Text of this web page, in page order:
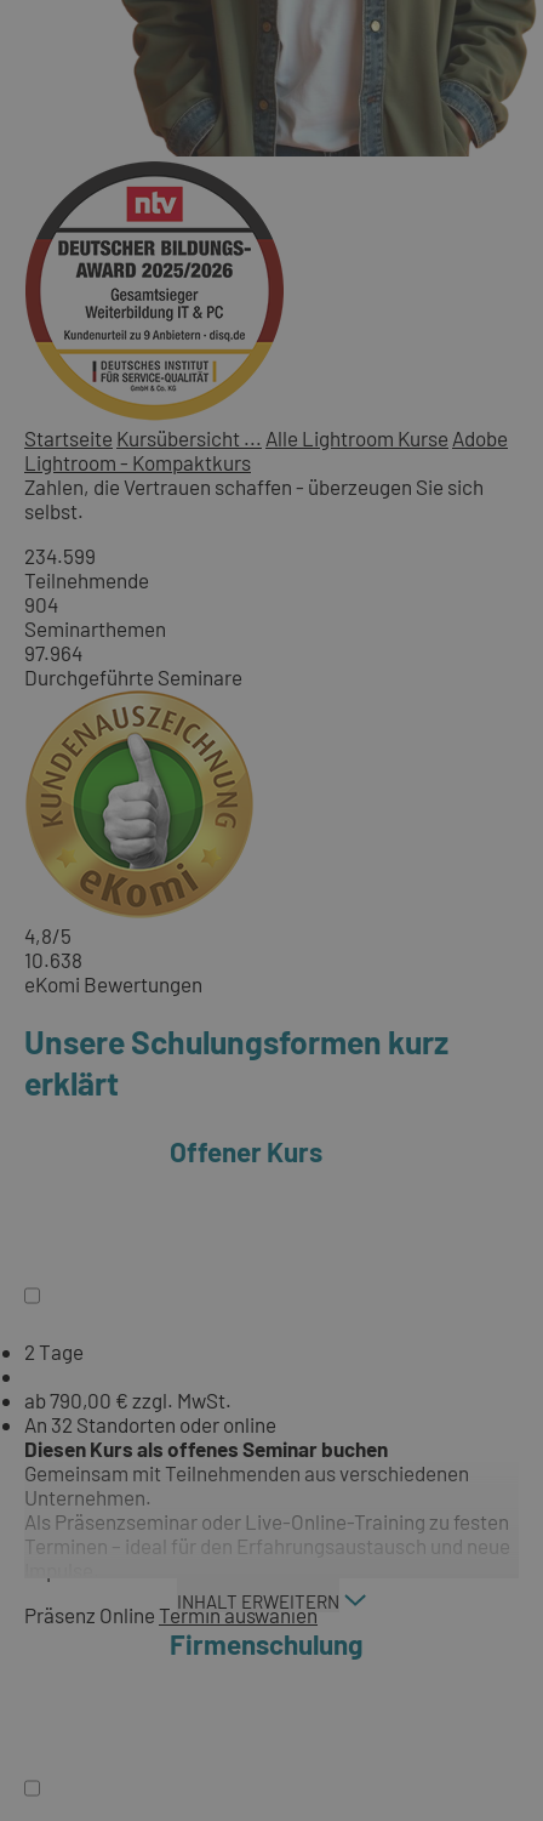
Startseite Kursübersicht ... Alle Lightroom Kurse Adobe
Lightroom - Kompaktkurs
Zahlen, die Vertrauen schaffen - überzeugen Sie sich
selbst.
234.599
Teilnehmende
904
Seminarthemen
97.964
Durchgeführte Seminare
4,8/5
10.638
eKomi Bewertungen
Unsere Schulungsformen kurz
erklärt
Offener Kurs
2 Tage
ab 790,00 € zzgl. MwSt.
An 32 Standorten oder online
Diesen Kurs als offenes Seminar buchen
Gemeinsam mit Teilnehmenden aus verschiedenen
Unternehmen.
Als Präsenzseminar oder Live-Online-Training zu festen
Terminen – ideal für den Erfahrungsaustausch und neue
INHALT ERWEITERN
Präsenz Online Termin auswählen
Firmenschulung